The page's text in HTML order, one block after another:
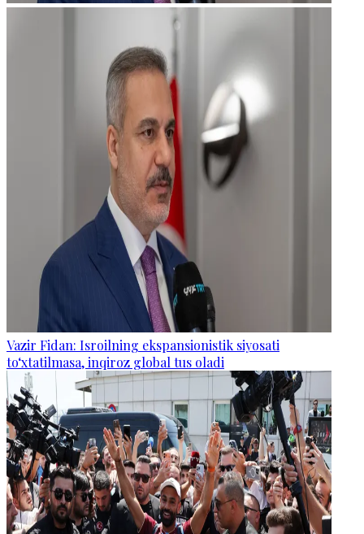
Vazir Fidan: Isroilning ekspansionistik siyosati
to‘xtatilmasa, inqiroz global tus oladi